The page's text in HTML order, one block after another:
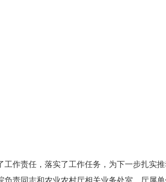
作责任，落实了工作任务，为下一步扎实
负责同志和农业农村厅相关业务处室、厅属